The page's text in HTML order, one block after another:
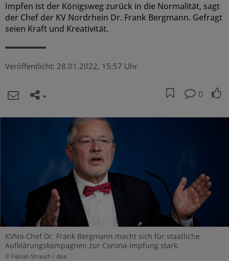
Impfen ist der Königsweg zurück in die Normalität, sagt
der Chef der KV Nordrhein Dr. Frank Bergmann. Gefragt
seien Kraft und Kreativität.
Veröffentlicht: 28.01.2022, 15:57 Uhr
0
KVNo-Chef Dr. Frank Bergmann macht sich für staatliche
Aufklärungskampagnen zur Corona-Impfung stark.
© Fabian Strauch / dpa